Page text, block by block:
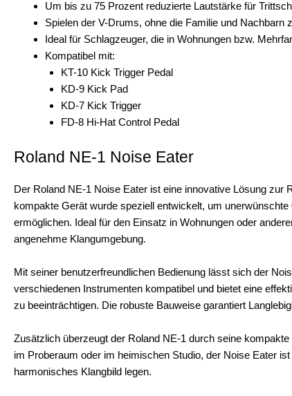
Um bis zu 75 Prozent reduzierte Lautstärke für
Spielen der V-Drums, ohne die Familie und Nachbarn
Ideal für Schlagzeuger, die in Wohnungen bzw.
Kompatibel mit:
KT-10 Kick Trigger Pedal
KD-9 Kick Pad
KD-7 Kick Trigger
FD-8 Hi-Hat Control Pedal
Roland NE-1 Noise Eater
Der Roland NE-1 Noise Eater ist eine innovative Lösung
kompakte Gerät wurde speziell entwickelt, um
ermöglichen. Ideal für den Einsatz in Wohnungen oder
angenehme Klangumgebung.
Mit seiner benutzerfreundlichen Bedienung lässt sich der
verschiedenen Instrumenten kompatibel und bietet eine
zu beeinträchtigen. Die robuste Bauweise garantiert
Zusätzlich überzeugt der Roland NE-1 durch seine
im Proberaum oder im heimischen Studio, der Noise Eater
harmonisches Klangbild legen.